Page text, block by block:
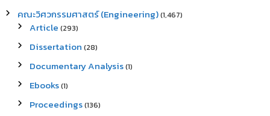
คณะวิศวกรรมศาสตร์ (Engineering)(1,467)
Article (293)
Dissertation (28)
Documentary Analysis(1)
Ebooks(1)
Proceedings(136)